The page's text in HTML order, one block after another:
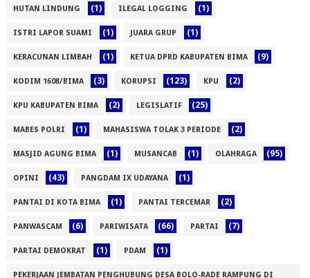
HUTAN LINDUNG (1) ILEGAL LOGGING (1)
ISTRI LAPOR SUAMI (1) JUARA GRUP (1)
KERACUNAN LIMBAH (1) KETUA DPRD KABUPATEN BIMA (9)
KODIM 1608/BIMA (3) KORUPSI (123) KPU (2)
KPU KABUPATEN BIMA (2) LEGISLATIF (25)
MABES POLRI (1) MAHASISWA TOLAK 3 PERIODE (2)
MASJID AGUNG BIMA (1) MUSANCAB (1) OLAHRAGA (95)
OPINI (43) PANGDAM IX UDAYANA (1)
PANTAI DI KOTA BIMA (1) PANTAI TERCEMAR (2)
PANWASCAM (6) PARIWISATA (66) PARTAI (7)
PARTAI DEMOKRAT (1) PDAM (1)
PEKERJAAN JEMBATAN PENGHUBUNG DESA BOLO-RADE RAMPUNG DI